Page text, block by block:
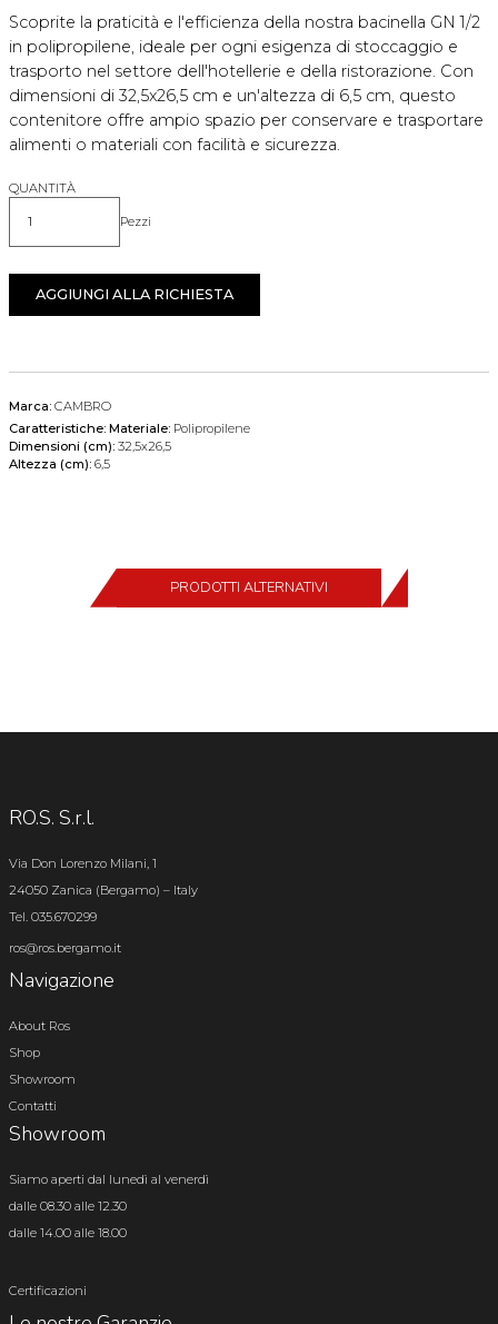
Scoprite la praticità e l'efficienza della nostra bacinella GN 1/2
in polipropilene, ideale per ogni esigenza di stoccaggio e
trasporto nel settore dell'hotellerie e della ristorazione. Con
dimensioni di 32,5x26,5 cm e un'altezza di 6,5 cm, questo
contenitore offre ampio spazio per conservare e trasportare
alimenti o materiali con facilità e sicurezza.
QUANTITÀ
Quantità Pezzi
AGGIUNGI ALLA RICHIESTA
Marca: CAMBRO
Caratteristiche: Materiale: Polipropilene
Dimensioni (cm): 32,5x26,5
Altezza (cm): 6,5
PRODOTTI ALTERNATIVI
RO.S. S.r.l.
Via Don Lorenzo Milani, 1
24050 Zanica (Bergamo) – Italy
Tel. 035.670299
ros@ros.bergamo.it
Navigazione
About Ros
Shop
Showroom
Contatti
Showroom
Siamo aperti dal lunedì al venerdì
dalle 08.30 alle 12.30
dalle 14.00 alle 18.00
Certificazioni